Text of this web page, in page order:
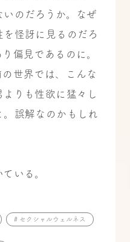
のだろうか。なぜ
怪訝に見るのだろ
偏見であるのに。
世界では、こんな
りも性欲に猛々し
。誤解なのかもしれ
いる。
# セクシャルウェルネス